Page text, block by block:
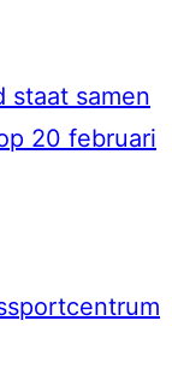
staat samen
20 februari